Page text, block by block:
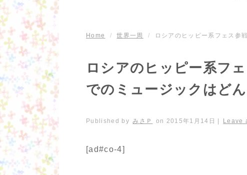
Home / 世界一周 / ロシアのヒッピー系フェス参
ロシアのヒッピー系フ
でのミュージックはどん
Published by みさＰ on 2015年1月14日 Leave
[ad#co-4]